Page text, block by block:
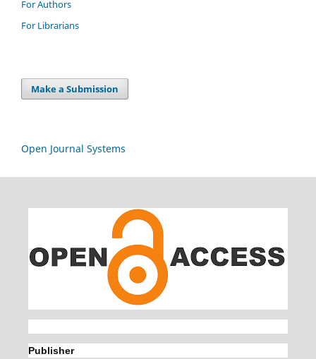
For Authors
For Librarians
Make a Submission
Open Journal Systems
Publisher